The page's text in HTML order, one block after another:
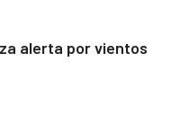
alerta por vientos